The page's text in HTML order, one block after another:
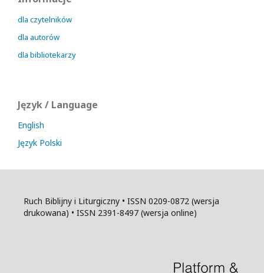
dla czytelników
dla autorów
dla bibliotekarzy
Język / Language
English
Język Polski
Ruch Biblijny i Liturgiczny • ISSN 0209-0872 (wersja
drukowana) • ISSN 2391-8497 (wersja online)